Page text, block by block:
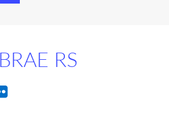
RS